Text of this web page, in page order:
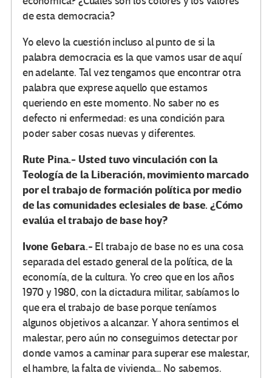
de esta democracia?
Yo elevo la cuestión incluso al punto de si la
palabra democracia es la que vamos usar de aquí
en adelante. Tal vez tengamos que encontrar otra
palabra que exprese aquello que estamos
queriendo en este momento. No saber no es
defecto ni enfermedad: es una condición para
poder saber cosas nuevas y diferentes.
Rute Pina.- Usted tuvo vinculación con la
Teología de la Liberación, movimiento marcado
por el trabajo de formación política por medio
de las comunidades eclesiales de base. ¿Cómo
evalúa el trabajo de base hoy?
Ivone Gebara.- El trabajo de base no es una cosa
separada del estado general de la política, de la
economía, de la cultura. Yo creo que en los años
1970 y 1980, con la dictadura militar, sabíamos lo
que era el trabajo de base porque teníamos
algunos objetivos a alcanzar. Y ahora sentimos el
malestar, pero aún no conseguimos detectar por
donde vamos a caminar para superar ese malestar,
el hambre, la falta de vivienda… No sabemos.